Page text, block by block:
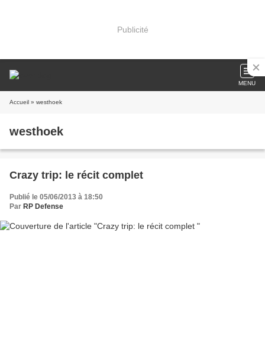
Publicité
MENU
Accueil » westhoek
westhoek
Crazy trip: le récit complet
Publié le 05/06/2013 à 18:50
Par RP Defense